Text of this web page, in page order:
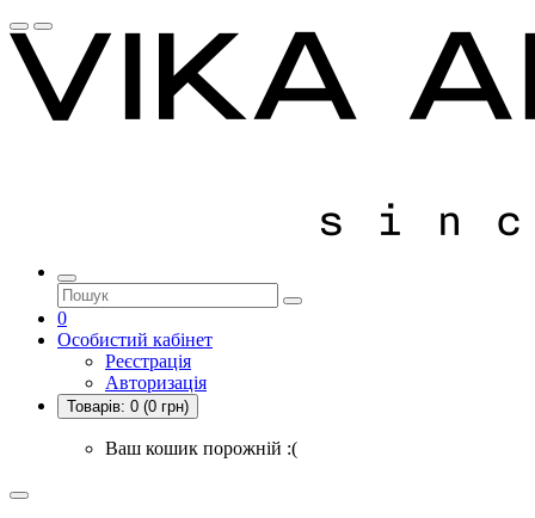
0
Особистий кабінет
Реєстрація
Авторизація
Товарів: 0 (0 грн)
Ваш кошик порожній :(